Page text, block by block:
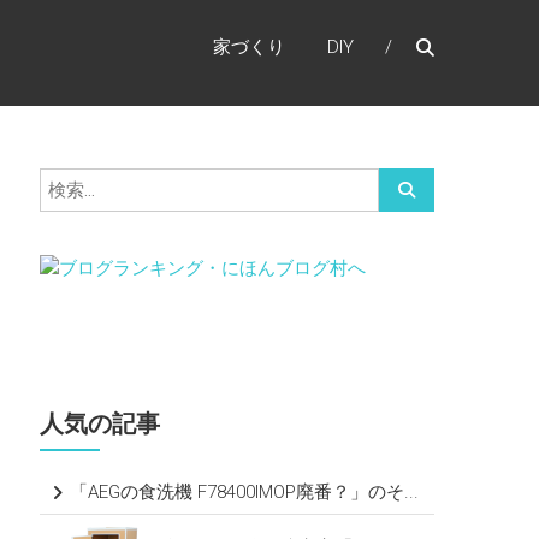
家づくり DIY
人気の記事
「AEGの食洗機 F78400IMOP廃番？」のそ...